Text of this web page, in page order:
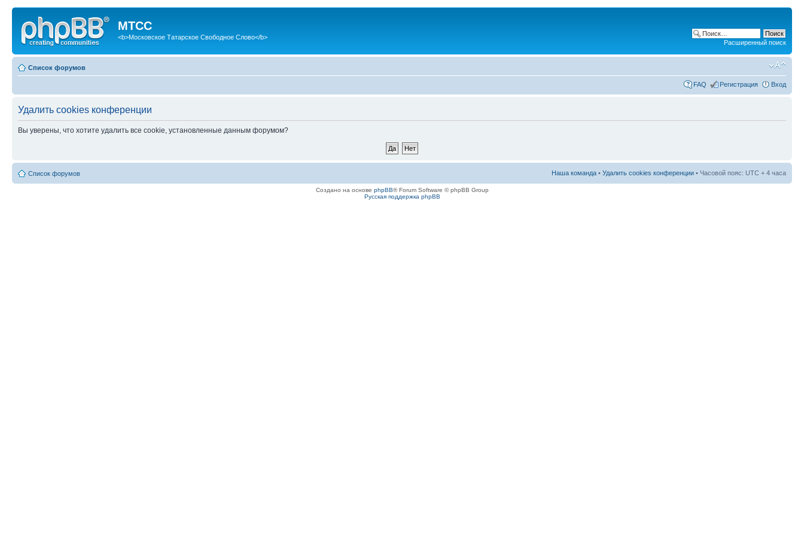
МТСС
<b>Московское Татарское Свободное Слово</b>
Расширенный поиск
Список форумов
FAQ Регистрация Вход
Удалить cookies конференции
Вы уверены, что хотите удалить все cookie, установленные данным форумом?
Список форумов Наша команда • Удалить cookies конференции • Часовой пояс: UTC + 4 часа
Создано на основе phpBB® Forum Software © phpBB Group
Русская поддержка phpBB